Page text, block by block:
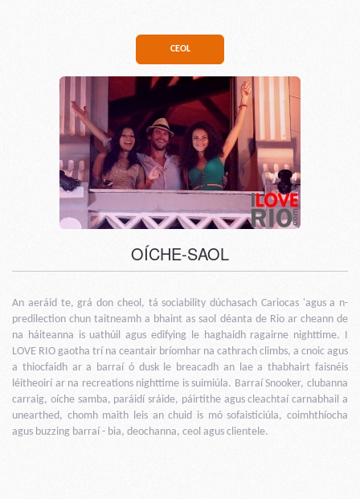
CEOL
OÍCHE-SAOL
An aeráid te, grá don cheol, tá sociability dúchasach Cariocas 'agus a n-
predilection chun taitneamh a bhaint as saol déanta de Rio ar cheann de
na háiteanna is uathúil agus edifying le haghaidh ragairne nighttime. I
LOVE RIO gaotha trí na ceantair bríomhar na cathrach climbs, a cnoic agus
a thiocfaidh ar a barraí ó dusk le breacadh an lae a thabhairt faisnéis
léitheoirí ar na recreations nighttime is suimiúla. Barraí Snooker, clubanna
carraig, oíche samba, paráidí sráide, páirtithe agus cleachtaí carnabhail a
unearthed, chomh maith leis an chuid is mó sofaisticiúla, coimhthíocha
agus buzzing barraí - bia, deochanna, ceol agus clientele.